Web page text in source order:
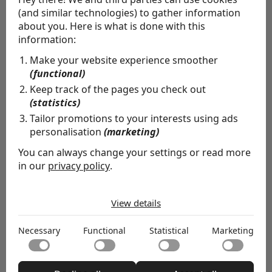
(and similar technologies) to gather information
about you. Here is what is done with this
information:
Make your website experience smoother
(functional)
Keep track of the pages you check out
(statistics)
Tailor promotions to your interests using ads
personalisation(marketing)
You can always change your settings or read more
in our privacy policy.
Necessary cookies help make a website usable by
enabling basic functions like page navigation and access
to secure areas of the website. The website cannot
function properly without these cookies.
Functional
Functional cookies enable a website to remember
information that changes the way the website behaves
Statistical
View details
Necessary Functional Statistical Marketing
hebben. Meld je daarom snel aan via de NCD-
app of de registratie-link vanZoom
Meer weten over Kirsten en Wim?
LinkedIn Kirsten Heukels
LinkedIn Wim Beukers